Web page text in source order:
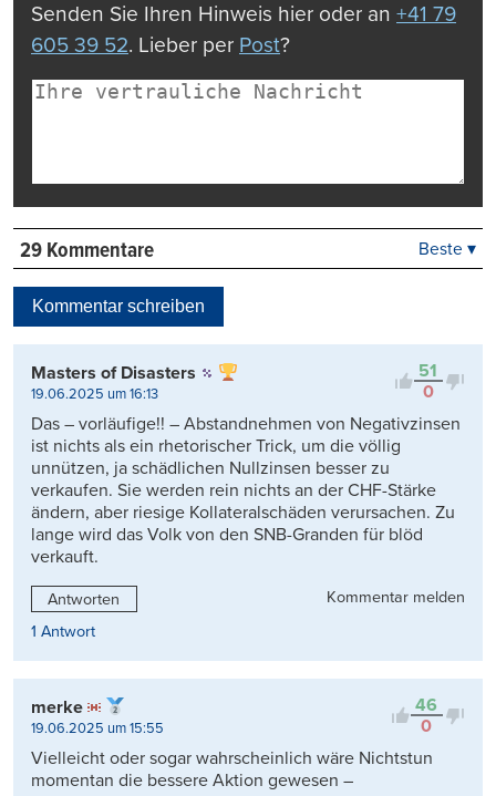
Senden Sie Ihren Hinweis hier oder an +41 79
605 39 52. Lieber per Post?
29 Kommentare
Kontrovers
Beste ▾
Kommentar schreiben
51
0
Masters of Disasters
19.06.2025 um 16:13
Das – vorläufige!! – Abstandnehmen von Negativzinsen
ist nichts als ein rhetorischer Trick, um die völlig
unnützen, ja schädlichen Nullzinsen besser zu
verkaufen. Sie werden rein nichts an der CHF-Stärke
ändern, aber riesige Kollateralschäden verursachen. Zu
lange wird das Volk von den SNB-Granden für blöd
verkauft.
Antworten
Kommentar melden
1 Antwort
46
0
merke
19.06.2025 um 15:55
Vielleicht oder sogar wahrscheinlich wäre Nichtstun
momentan die bessere Aktion gewesen –